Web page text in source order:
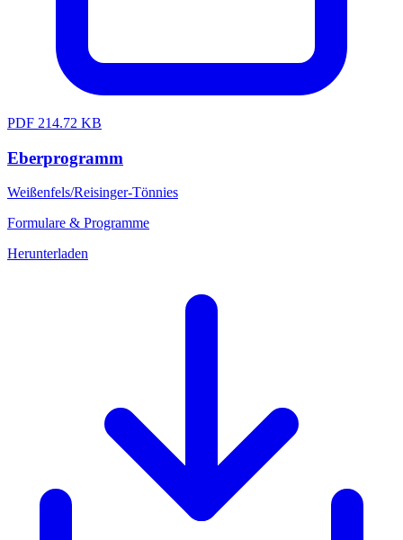
PDF 214.72 KB
Eberprogramm
Weißenfels/Reisinger-Tönnies
Formulare & Programme
Herunterladen